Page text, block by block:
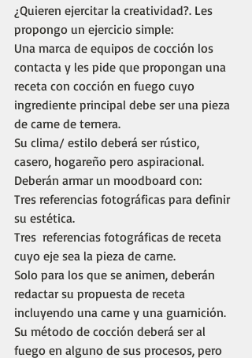
¿Quieren ejercitar la creatividad?. Les
propongo un ejercicio simple:
Una marca de equipos de cocción los
contacta y les pide que propongan una
receta con cocción en fuego cuyo
ingrediente principal debe ser una pieza
de carne de ternera.
Su clima/ estilo deberá ser rústico,
casero, hogareño pero aspiracional.
Deberán armar un moodboard con:
Tres referencias fotográficas para definir
su estética.
Tres  referencias fotográficas de receta
cuyo eje sea la pieza de carne.
Solo para los que se animen, deberán
redactar su propuesta de receta
incluyendo una carne y una guarnición.
Su método de cocción deberá ser al
fuego en alguno de sus procesos, pero